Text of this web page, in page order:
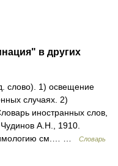
в других
слово). 1) освещение
случаях. 2)
иностранных слов,
А.Н., 1910.
см.… …
Словарь